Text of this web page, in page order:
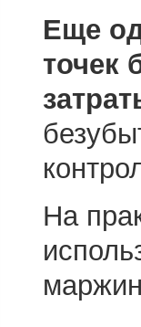
Еще
точек
На